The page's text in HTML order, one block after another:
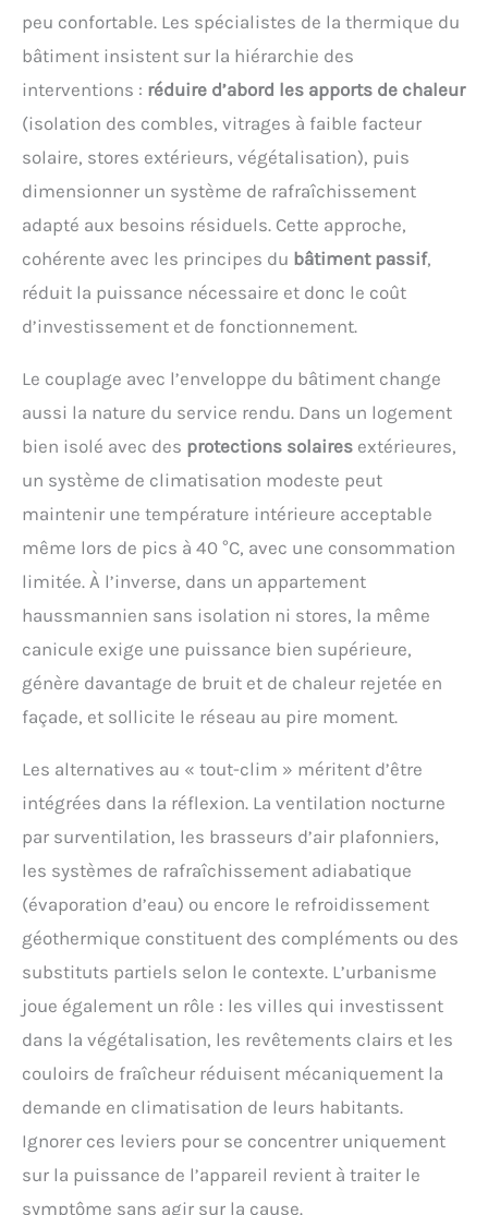
peu confortable. Les spécialistes de la thermique du
bâtiment insistent sur la hiérarchie des
interventions : réduire d’abord les apports de chaleur
(isolation des combles, vitrages à faible facteur
solaire, stores extérieurs, végétalisation), puis
dimensionner un système de rafraîchissement
adapté aux besoins résiduels. Cette approche,
cohérente avec les principes du bâtiment passif,
réduit la puissance nécessaire et donc le coût
d’investissement et de fonctionnement.
Le couplage avec l’enveloppe du bâtiment change
aussi la nature du service rendu. Dans un logement
bien isolé avec des protections solaires extérieures,
un système de climatisation modeste peut
maintenir une température intérieure acceptable
même lors de pics à 40 °C, avec une consommation
limitée. À l’inverse, dans un appartement
haussmannien sans isolation ni stores, la même
canicule exige une puissance bien supérieure,
génère davantage de bruit et de chaleur rejetée en
façade, et sollicite le réseau au pire moment.
Les alternatives au « tout-clim » méritent d’être
intégrées dans la réflexion. La ventilation nocturne
par surventilation, les brasseurs d’air plafonniers,
les systèmes de rafraîchissement adiabatique
(évaporation d’eau) ou encore le refroidissement
géothermique constituent des compléments ou des
substituts partiels selon le contexte. L’urbanisme
joue également un rôle : les villes qui investissent
dans la végétalisation, les revêtements clairs et les
couloirs de fraîcheur réduisent mécaniquement la
demande en climatisation de leurs habitants.
Ignorer ces leviers pour se concentrer uniquement
sur la puissance de l’appareil revient à traiter le
symptôme sans agir sur la cause.